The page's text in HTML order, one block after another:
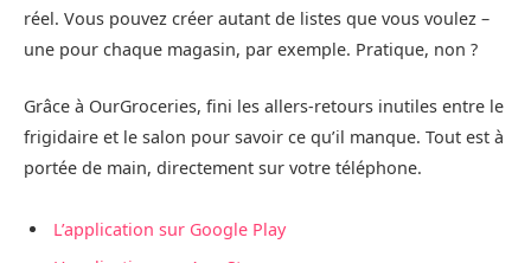
réel. Vous pouvez créer autant de listes que vous voulez –
une pour chaque magasin, par exemple. Pratique, non ?
Grâce à OurGroceries, fini les allers-retours inutiles entre le
frigidaire et le salon pour savoir ce qu’il manque. Tout est à
portée de main, directement sur votre téléphone.
L’application sur Google Play